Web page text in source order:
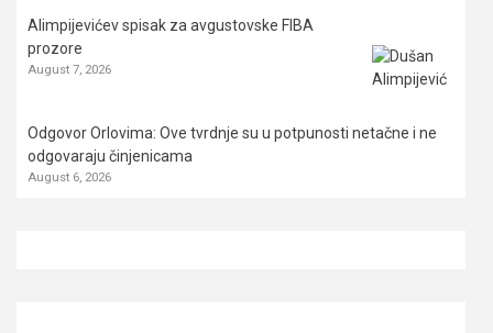
Alimpijevićev spisak za avgustovske FIBA
prozore
August 7, 2026
Odgovor Orlovima: ​Ove tvrdnje su u potpunosti netačne i ne
odgovaraju činjenicama
August 6, 2026